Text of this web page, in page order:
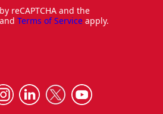
reCAPTCHA and the
and Terms of Service apply.